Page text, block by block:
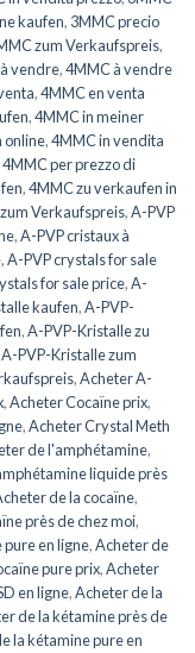
kaufen, 3MMC precio
zum Verkaufspreis,
vendre,4MMC à vendre
,4MMC en venta
,4MMC in meiner
online,4MMC in vendita
4MMC per prezzo di
,4MMC zu verkaufen in
Verkaufspreis,A-PVP
,A-PVP cristaux à
,A-PVP crystals for sale
for sale price,A-
kaufen,A-PVP-
,A-PVP-Kristalle zu
A-PVP-Kristalle zum
,Acheter A-
,Acheter Cocaïne prix,
,Acheter Crystal Meth
de l'amphétamine,
liquide près
de la cocaïne,
près de chez moi,
pure en ligne,Acheter de
pure prix,Acheter
en ligne,Acheter de la
de la kétamine près de
la kétamine pure en